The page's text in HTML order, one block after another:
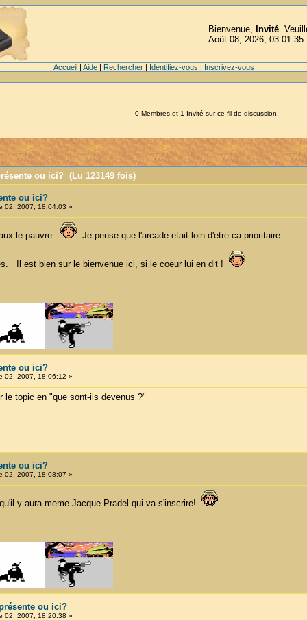
Bienvenue, Invité.
Août 08, 2026, 03:01:35
Accueil| Aide| Rechercher| Identifiez-vous | Inscrivez-vous
0 Membres et 1 Invité sur ce fil de discussion.
ou ici? (Lu 123149 fois)
ou ici?
02, 2007, 18:04:03 »
le pauvre. Je pense que l'arcade etait loin d'etre ca prioritaire.
Il est bien sur le bienvenue ici, si le coeur lui en dit !
ou ici?
02, 2007, 18:06:12 »
le topic en "que sont-ils devenus ?"
ou ici?
02, 2007, 18:08:07 »
y aura meme Jacque Pradel qui va s'inscrire!
ou ici?
02, 2007, 18:20:38 »